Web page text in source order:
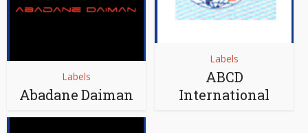
Labels
Abadane Daiman
Labels
ABCD
International